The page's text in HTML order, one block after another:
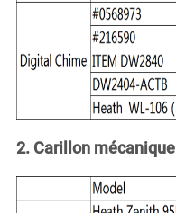
2. Carillon mécanique